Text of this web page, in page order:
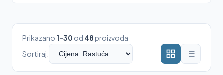
Prikazano 1-30 od 48proizvoda
Sortiraj: